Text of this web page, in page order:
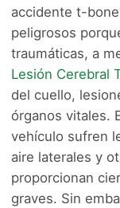
accidente t-
peligrosos
traumáticas, a
Lesión Cerebral
del cuello,
órganos vitales.
vehículo sufren
aire laterales y
proporcionan
graves. Sin